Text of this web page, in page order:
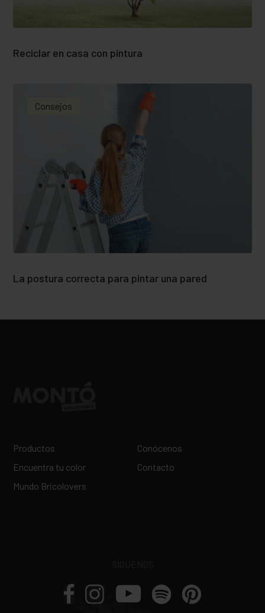
Reciclar en casa con pintura
Consejos
La postura correcta para pintar una pared
Productos
Encuentra tu color
Mundo Bricolovers
Conócenos
Contacto